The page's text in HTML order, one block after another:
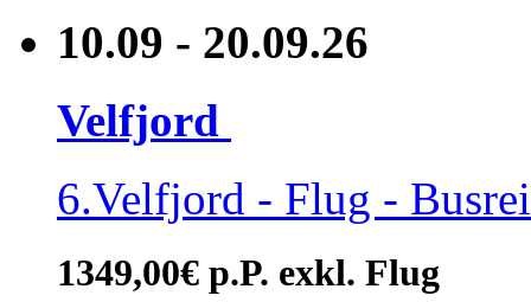
10.09 - 20.09.26
Velfjord
6.Velfjord - Flug -
1349,00€ p.P. exkl. Flug